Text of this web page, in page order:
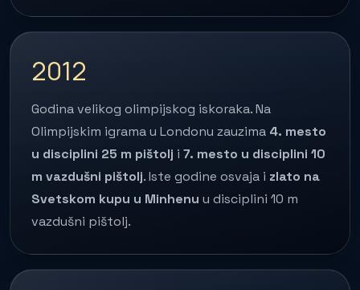
2012
Godina velikog olimpijskog iskoraka. Na
Olimpijskim igrama u Londonu zauzima 4. mesto
u disciplini 25 m pištolj i 7. mesto u disciplini 10
m vazdušni pištolj. Iste godine osvaja i zlato na
Svetskom kupu u Minhenu u disciplini 10 m
vazdušni pištolj.